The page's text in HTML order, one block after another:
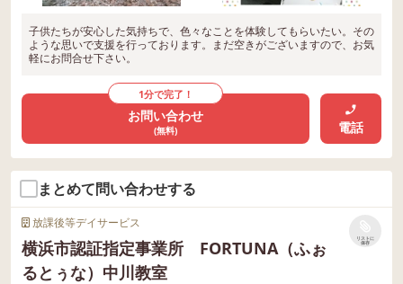
子供たちが安心した気持ちで、色々なことを体験してもらいたい。その
ような思いで支援を行っております。まだ空きがございますので、お気
軽にお問合せ下さい。
1分で完了！
お問い合わせ
(無料) 電話
まとめて問い合わせする
放課後等デイサービス
横浜市認証指定事業所 FORTUNA（ふぉ
るとぅな）中川教室
リストに
保存